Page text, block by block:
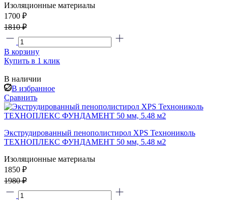
Изоляционные материалы
1700 ₽
1810 ₽
В корзину
Купить в 1 клик
В наличии
В избранное
Сравнить
Экструдированный пенополистирол XPS Технониколь
ТЕХНОПЛЕКС ФУНДАМЕНТ 50 мм, 5.48 м2
Изоляционные материалы
1850 ₽
1980 ₽